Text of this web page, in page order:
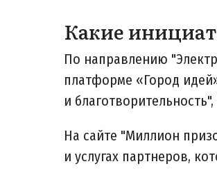
Какие
По направлению
платформе «Город
и
На сайте "Миллион
и услугах партнеров,